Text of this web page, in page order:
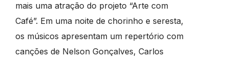
mais uma atração do projeto “Arte com
Café”. Em uma noite de chorinho e seresta,
os músicos apresentam um repertório com
canções de Nelson Gonçalves, Carlos